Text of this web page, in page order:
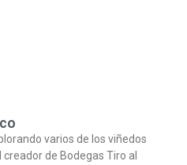
varios de los viñedos
de Bodegas Tiro al